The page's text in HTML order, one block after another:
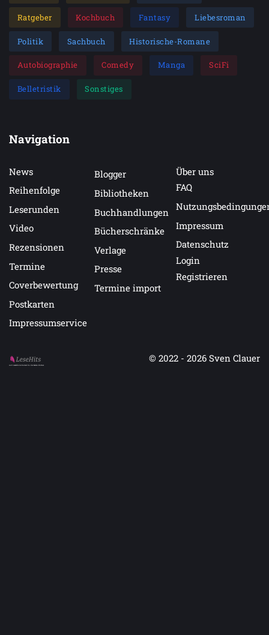
Ratgeber Kochbuch Fantasy Liebesroman
Politik Sachbuch Historische-Romane
Autobiographie Comedy Manga SciFi
Belletristik Sonstiges
Navigation
News
Reihenfolge
Leserunden
Video
Rezensionen
Termine
Coverbewertung
Postkarten
Impressumservice
Blogger
Bibliotheken
Buchhandlungen
Bücherschränke
Verlage
Presse
Termine import
Über uns
FAQ
Impressum
Datenschutz
Login
Registrieren
Auf LeseHits.de findest Du die besten Bücher.
© 2022 - 2026 Sven Clauer